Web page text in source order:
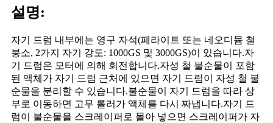
설명:
자기 드럼 내부에는 영구 자석(페라이트 또는 네오디뮴 철
붕소, 2가지 자기 강도: 1000GS 및 3000GS)이 있습니다.자
기 드럼은 모터에 의해 회전합니다.자성 철 불순물이 포함
된 액체가 자기 드럼 근처에 있으면 자기 드럼이 자성 철 불
순물을 분리할 수 있습니다.불순물이 자기 드럼을 따라 상
부로 이동하면 고무 롤러가 액체를 다시 짜냅니다.자기 드
럼이 불순물을 스크레이퍼로 몰아 넣으면 스크레이퍼가 자